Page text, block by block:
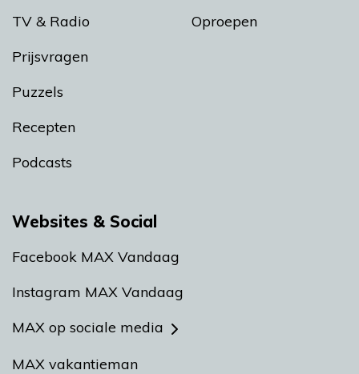
TV & Radio
Prijsvragen
Puzzels
Recepten
Podcasts
Oproepen
Websites & Social
Facebook MAX Vandaag
Instagram MAX Vandaag
MAX op sociale media
MAX vakantieman